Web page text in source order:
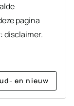
pagina
disclaimer.
en nieuw